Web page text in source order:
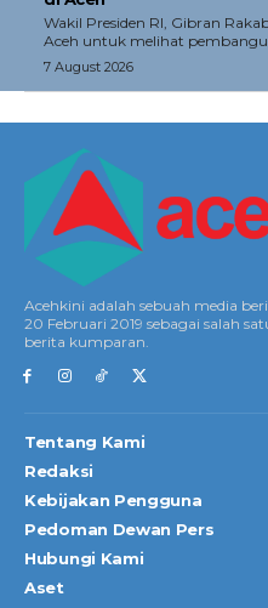
Wakil Presiden RI, Gibran
Aceh untuk melihat
7 August 2026
Acehkini adalah sebuah media
20 Februari 2019 sebagai salah
berita kumparan.
Tentang Kami
Redaksi
Kebijakan Pengguna
Pedoman Dewan Pers
Hubungi Kami
Aset